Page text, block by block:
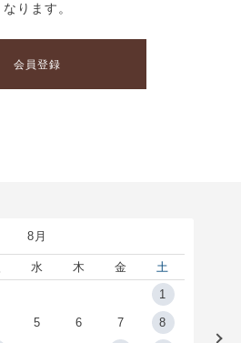
なります。
会員登録
8月
水 木 金
土
1
5 6 7 8